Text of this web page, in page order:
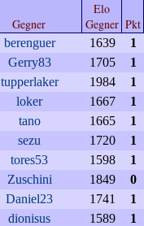
Gegner
Elo
Gegner Pkt
berenguer 1639
1
Gerry83 1705
1
tupperlaker 1984
1
loker 1667
1
tano 1665
1
sezu 1720
1
tores53 1598
1
Zuschini 1849
0
Daniel23 1741
1
dionisus 1589 1